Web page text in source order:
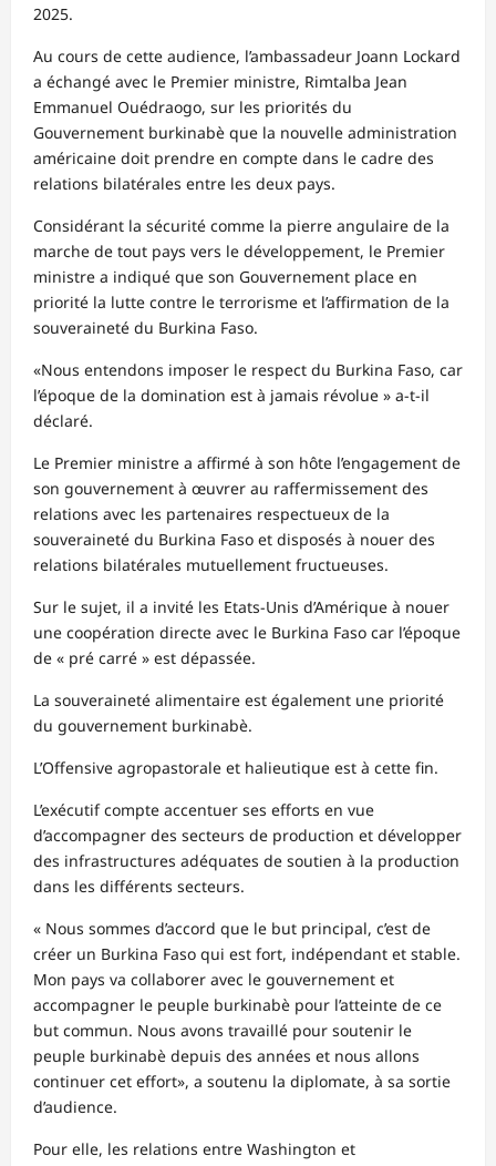
2025.
Au cours de cette audience, l’ambassadeur Joann Lockard
a échangé avec le Premier ministre, Rimtalba Jean
Emmanuel Ouédraogo, sur les priorités du
Gouvernement burkinabè que la nouvelle administration
américaine doit prendre en compte dans le cadre des
relations bilatérales entre les deux pays.
Considérant la sécurité comme la pierre angulaire de la
marche de tout pays vers le développement, le Premier
ministre a indiqué que son Gouvernement place en
priorité la lutte contre le terrorisme et l’affirmation de la
souveraineté du Burkina Faso.
«Nous entendons imposer le respect du Burkina Faso, car
l’époque de la domination est à jamais révolue » a-t-il
déclaré.
Le Premier ministre a affirmé à son hôte l’engagement de
son gouvernement à œuvrer au raffermissement des
relations avec les partenaires respectueux de la
souveraineté du Burkina Faso et disposés à nouer des
relations bilatérales mutuellement fructueuses.
Sur le sujet, il a invité les Etats-Unis d’Amérique à nouer
une coopération directe avec le Burkina Faso car l’époque
de « pré carré » est dépassée.
La souveraineté alimentaire est également une priorité
du gouvernement burkinabè.
L’Offensive agropastorale et halieutique est à cette fin.
L’exécutif compte accentuer ses efforts en vue
d’accompagner des secteurs de production et développer
des infrastructures adéquates de soutien à la production
dans les différents secteurs.
« Nous sommes d’accord que le but principal, c’est de
créer un Burkina Faso qui est fort, indépendant et stable.
Mon pays va collaborer avec le gouvernement et
accompagner le peuple burkinabè pour l’atteinte de ce
but commun. Nous avons travaillé pour soutenir le
peuple burkinabè depuis des années et nous allons
continuer cet effort», a soutenu la diplomate, à sa sortie
d’audience.
Pour elle, les relations entre Washington et